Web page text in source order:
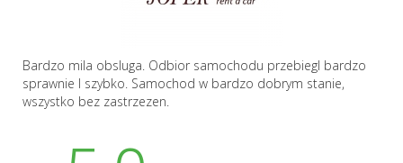
Bardzo mila obsluga. Odbior samochodu przebiegl bardzo
sprawnie I szybko. Samochod w bardzo dobrym stanie,
wszystko bez zastrzezen.